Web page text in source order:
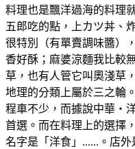
料理也是飄洋過海的料理
五郎吃的點，上カツ丼、
很特別（有單賣調味醬）
香好酥；麻婆涼麵我比較
草，也有人管它叫奧淺草
地理的分類上屬於三之輪
程車不少，而據說中華・
首選。而在料理上的選擇
名字是「洋食」......。店